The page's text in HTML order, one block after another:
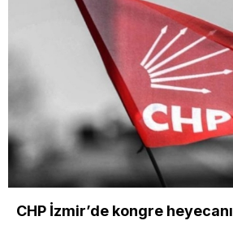
CHP İzmir’de kongre heyecanı